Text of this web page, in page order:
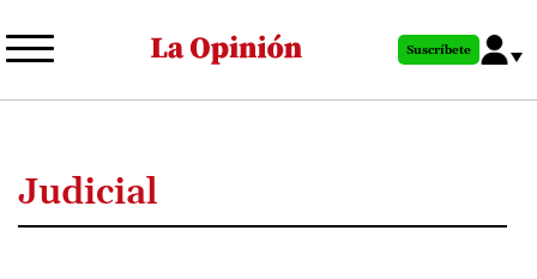
al
principal
Suscríbete
Judicial